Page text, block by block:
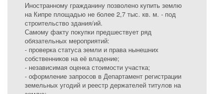
Иностранному гражданину позволено купить землю
на Кипре площадью не более 2,7 тыс. кв. м. - под
строительство здания/ий.
Самому факту покупки предшествует ряд
обязательных мероприятий:
- проверка статуса земли и права нынешних
собственников на её владение;
- независимая оценка стоимости участка;
- оформление запросов в Департамент регистрации
земельных угодий и реестр держателей титулов на